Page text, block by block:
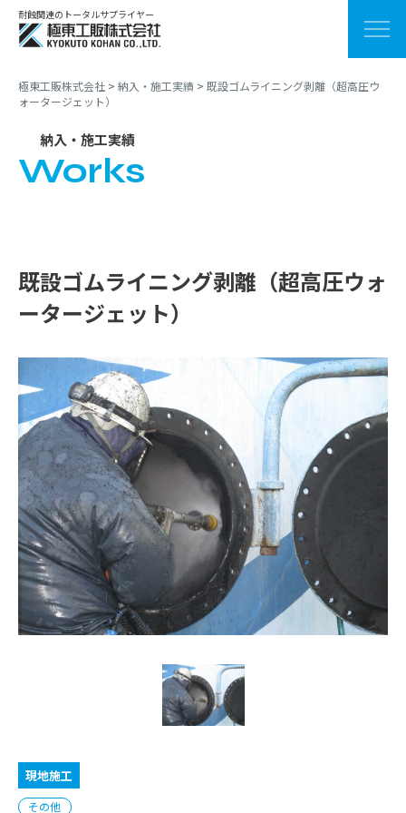
耐蝕関連のトータルサプライヤー
極東工販株式会社 > 納入・施工実績 > 既設ゴムライニング剥離（超高圧ウ
ォータージェット）
納入・施工実績
Works
既設ゴムライニング剥離（超高圧ウォ
ータージェット）
現地施工
その他